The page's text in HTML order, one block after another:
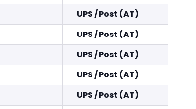
UPS/Post (AT)
UPS/Post (AT)
UPS/Post (AT)
UPS/Post (AT)
UPS/Post (AT)